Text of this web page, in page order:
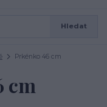
Hledat
Prkénko 46 cm
cm